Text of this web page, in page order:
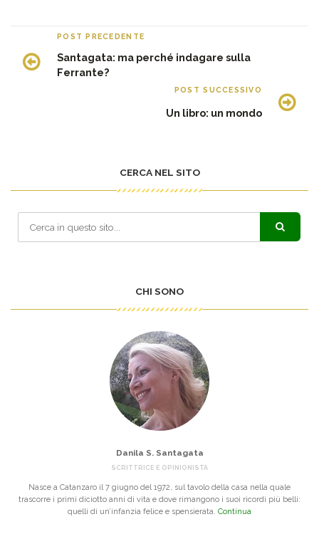
POST PRECEDENTE
Santagata: ma perché indagare sulla
Ferrante?
POST SUCCESSIVO
Un libro: un mondo
CERCA NEL SITO
CHI SONO
Danila S. Santagata
SCRITTRICE E OPINIONISTA
Nasce a Catanzaro il 7 giugno del 1972, sul tavolo della casa nella quale
trascorre i primi diciotto anni di vita e dove rimangono i suoi ricordi più belli:
quelli di un’infanzia felice e spensierata. Continua